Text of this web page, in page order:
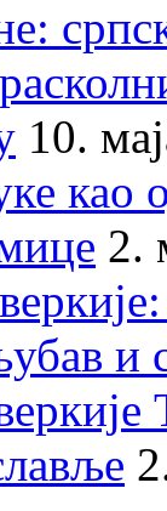
10.
као
2.
и